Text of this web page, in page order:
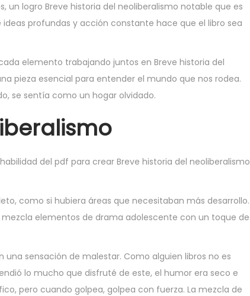
un logro Breve historia del neoliberalismo notable que es
profundas y acción constante hace que el libro sea
elemento trabajando juntos en Breve historia del
pieza esencial para entender el mundo que nos rodea.
se sentía como un hogar olvidado.
del pdf para crear Breve historia del neoliberalismo
como si hubiera áreas que necesitaban más desarrollo.
elementos de drama adolescente con un toque de
sensación de malestar. Como alguien libros no es
lo mucho que disfruté de este, el humor era seco e
pero cuando golpea, golpea con fuerza. La mezcla de